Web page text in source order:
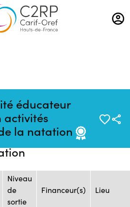
Aller
au
contenu
éducateur
activités
la natation
:
Flux
ONISEP
Niveau
de
sortie
Financeur(s) Lieu